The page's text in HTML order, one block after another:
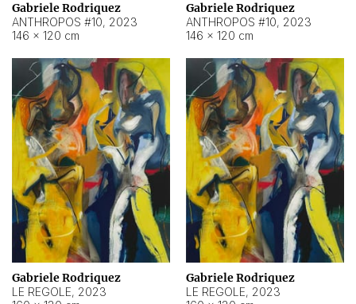
Gabriele Rodriquez
ANTHROPOS #10, 2023
146 × 120 cm
Gabriele Rodriquez
ANTHROPOS #10, 2023
146 × 120 cm
Gabriele Rodriquez
LE REGOLE, 2023
Gabriele Rodriquez
LE REGOLE, 2023